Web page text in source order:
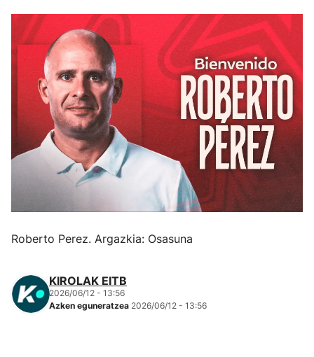
Herri-kirolak
Eskubaloia
Kirolak 360
Atletismoa
Mendi-lasterketak
Kirol gehiago
Roberto Perez. Argazkia: Osasuna
KIROLAK EITB
2026/06/12 - 13:56
Azken eguneratzea 2026/06/12 - 13:56